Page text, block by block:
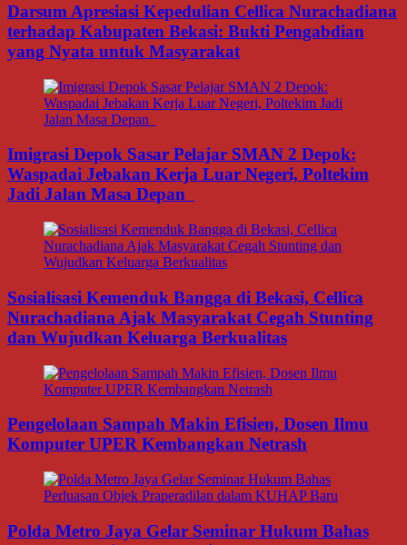
Darsum Apresiasi Kepedulian Cellica Nurachadiana
terhadap Kabupaten Bekasi: Bukti Pengabdian
yang Nyata untuk Masyarakat
Imigrasi Depok Sasar Pelajar SMAN 2 Depok:
Waspadai Jebakan Kerja Luar Negeri, Poltekim
Jadi Jalan Masa Depan
Sosialisasi Kemenduk Bangga di Bekasi, Cellica
Nurachadiana Ajak Masyarakat Cegah Stunting
dan Wujudkan Keluarga Berkualitas
Pengelolaan Sampah Makin Efisien, Dosen Ilmu
Komputer UPER Kembangkan Netrash
Polda Metro Jaya Gelar Seminar Hukum Bahas